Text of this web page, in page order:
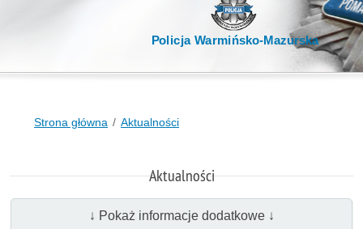
Policja Warmińsko-Mazurska
Strona główna Aktualności
Aktualności
↓ Pokaż informacje dodatkowe ↓